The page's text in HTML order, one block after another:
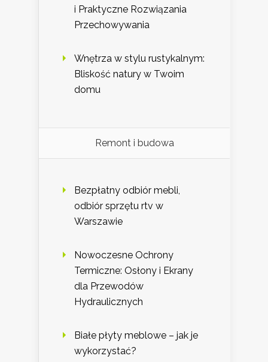
i Praktyczne Rozwiązania
Przechowywania
Wnętrza w stylu rustykalnym:
Bliskość natury w Twoim
domu
Remont i budowa
Bezpłatny odbiór mebli,
odbiór sprzętu rtv w
Warszawie
Nowoczesne Ochrony
Termiczne: Osłony i Ekrany
dla Przewodów
Hydraulicznych
Białe płyty meblowe – jak je
wykorzystać?